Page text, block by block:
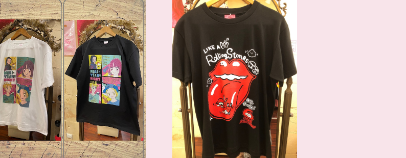
MARI-YEAH!! NIGHT Vol.6 Tシャツ
¥5,390
まり屋６周年Tシャツ
¥3,960
SOLD OUT